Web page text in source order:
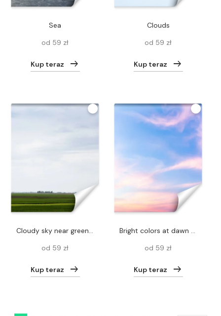
sea
od 59 zł
Kup teraz
clouds
od 59 zł
Kup teraz
cloudy sky near green grass on field
od 59 zł
Kup teraz
Bright colors at dawn on the beach at sunrise in the Gulf of Thailand.
od 59 zł
Kup teraz